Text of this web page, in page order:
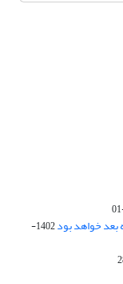
1402-